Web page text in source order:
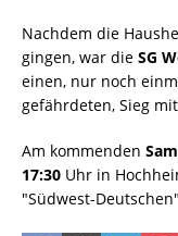
Nachdem die
gingen, war die SG
einen, nur noch
gefährdeten, Sieg
Am kommenden
17:30 Uhr in
"Südwest-